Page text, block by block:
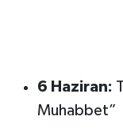
6 Haziran:
Muhabbet”